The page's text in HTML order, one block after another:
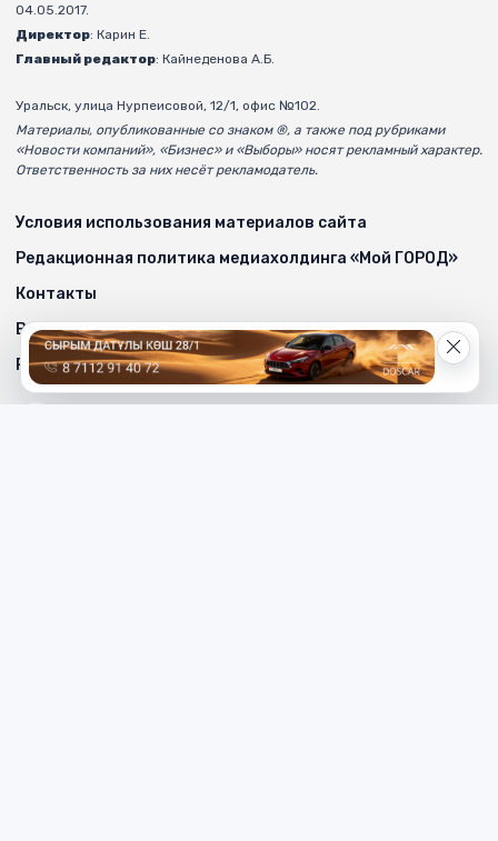
04.05.2017.
Директор: Карин Е.
Главный редактор: Кайнеденова А.Б.
Уральск, улица Нурпеисовой, 12/1, офис №102.
Материалы, опубликованные со знаком ®, а также под рубриками
«Новости компаний», «Бизнес» и «Выборы» носят рекламный характер.
Ответственность за них несёт рекламодатель.
Условия использования материалов сайта
Редакционная политика медиахолдинга «Мой ГОРОД»
Контакты
Возрастные ограничения на mgorod.kz
Реклама на сайте
Телефон редакции